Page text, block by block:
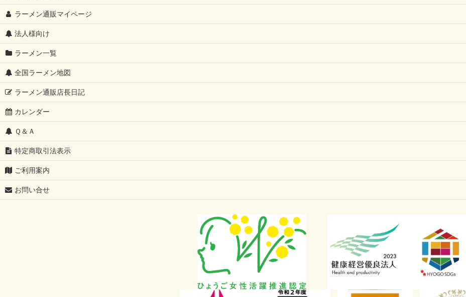
〜2999円セット
3000円〜3999円セット
5000円以上セット
こってり系が好きな方に
あっさり系が好きな方に
只今、ラーメン訳ありセール開催中
グルテンフリー
【父の日限定】50代・60代・70代に贈るラーメンギフト特集｜プレゼントに人気の食品
【家系ラーメン完全ガイド】本家はどこ？歴史から特徴、ラーメン界への衝撃まで徹底解説！
【40代・50代・60代男性へ】奈良発祥の魂！天理ラーメンの歴史と進化、健康的な楽しみ方まで徹底解説！
豚骨ラーメン究極読本：発祥秘話から進化の系譜、40代・50代・60代男性を虜にする魅力の変遷と味わい方
ラーメン通販マイページ
法人様向け
ラーメン一覧
全国ラーメン地図
ラーメン通販店長日記
カレンダー
Ｑ＆Ａ
特定商取引法表示
ご利用案内
お問い合せ